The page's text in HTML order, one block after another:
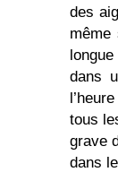
des
même
dans
tous
grave
dans